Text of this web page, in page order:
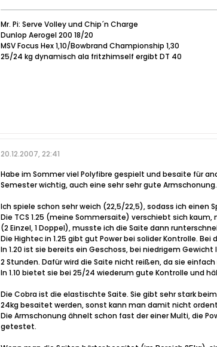
Mr. Pi: Serve Volley und Chip´n Charge
Dunlop Aerogel 200 18/20
MSV Focus Hex 1,10/Bowbrand Championship 1,30
25/24 kg dynamisch ala fritzhimself ergibt DT 40
20.12.2007, 22:41
Habe im Sommer viel Polyfibre gespielt und besaite für
Semester wichtig, auch eine sehr sehr gute Armschonung.
Ich spiele schon sehr weich (22,5/22,5), sodass ich einen
Die TCS 1.25 (meine Sommersaite) verschiebt sich
(2 Einzel, 1 Doppel), musste ich die Saite dann
Die Hightec in 1.25 gibt gut Power bei solider Kontrolle.
In 1.20 ist sie bereits ein Geschoss, bei niedrigem
2 Stunden. Dafür wird die Saite nicht reißen, da sie
In 1.10 bietet sie bei 25/24 wiederum gute Kontrolle und
Die Cobra ist die elastischte Saite. Sie gibt sehr stark
24kg besaitet werden, sonst kann man damit nicht
Die Armschonung ähnelt schon fast der einer Multi, die
getestet.